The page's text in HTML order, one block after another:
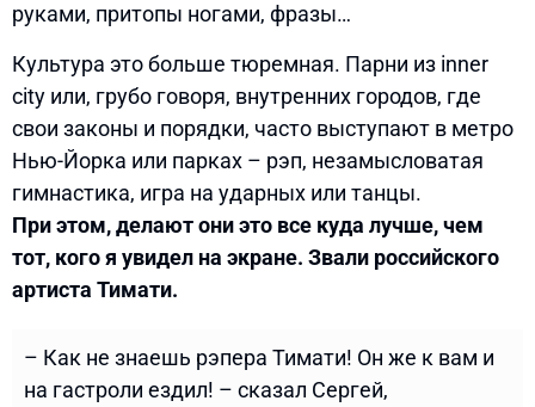
руками, притопы ногами, фразы…
Культура это больше тюремная. Парни из inner
city или, грубо говоря, внутренних городов, где
свои законы и порядки, часто выступают в метро
Нью-Йорка или парках – рэп, незамысловатая
гимнастика, игра на ударных или танцы.
При этом, делают они это все куда лучше, чем
тот, кого я увидел на экране. Звали российского
артиста Тимати.
– Как не знаешь рэпера Тимати! Он же к вам и
на гастроли ездил! – сказал Сергей,